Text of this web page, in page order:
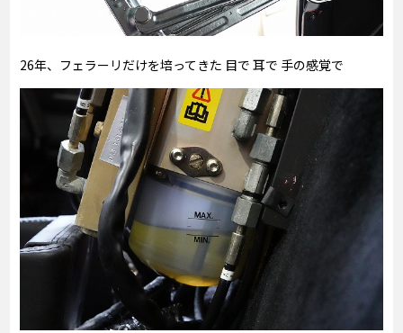
26年、フェラーリだけを培ってきた 目で 耳で 手の感覚で